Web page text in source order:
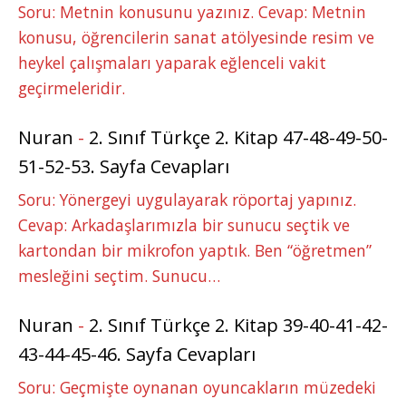
Soru: Metnin konusunu yazınız. Cevap: Metnin
konusu, öğrencilerin sanat atölyesinde resim ve
heykel çalışmaları yaparak eğlenceli vakit
geçirmeleridir.
Nuran - 2. Sınıf Türkçe 2. Kitap 47-48-49-50-
51-52-53. Sayfa Cevapları
Soru: Yönergeyi uygulayarak röportaj yapınız.
Cevap: Arkadaşlarımızla bir sunucu seçtik ve
kartondan bir mikrofon yaptık. Ben “öğretmen”
mesleğini seçtim. Sunucu…
Nuran - 2. Sınıf Türkçe 2. Kitap 39-40-41-42-
43-44-45-46. Sayfa Cevapları
Soru: Geçmişte oynanan oyuncakların müzedeki